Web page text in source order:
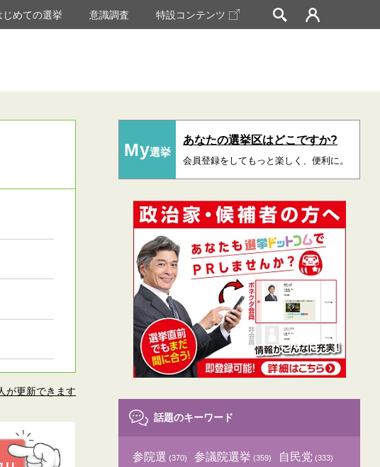
じめての選挙 意識調査 特設コンテンツ
が更新できます
My選挙
あなたの選挙区はどこですか?
会員登録をしてもっと楽しく、便利に。
話題のキーワード
参院選 (370) 参議院選挙 (359) 自民党 (333)